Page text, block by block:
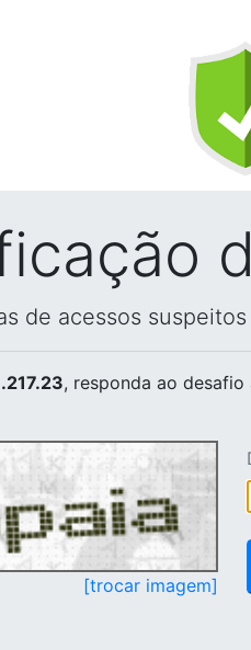
de acessos
, responda ao desafio
[trocar imagem]